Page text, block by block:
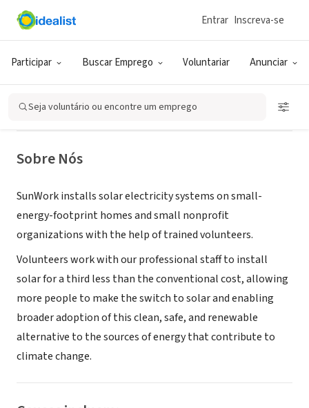
Participar Buscar Emprego Voluntariar Anunciar
Entrar Inscreva-se
Seja voluntário ou encontre um emprego
ONG (SETOR SOCIAL)
SunWork Renewable Energy
Projects
Milpitas, CA|sunwork.org
Sobre Nós
SunWork installs solar electricity systems on small-
energy-footprint homes and small nonprofit
organizations with the help of trained volunteers.
Volunteers work with our professional staff to install
solar for a third less than the conventional cost, allowing
more people to make the switch to solar and enabling
broader adoption of this clean, safe, and renewable
alternative to the sources of energy that contribute to
climate change.